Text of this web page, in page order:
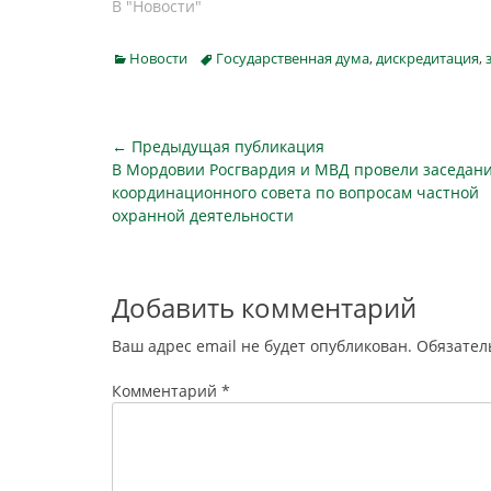
повышении призывного возраста,
русского языка, о трудовом
воспитании в школах. За время
В "Новости"
взяли в
Categories
Новости TagsГосударственная дума,дискредитация,
Навигация
по
записям
← Предыдущая публикация
Предыдущая
публикация
В Мордовии Росгвардия и МВД провели
координационного совета по вопросам частной
охранной деятельности
Добавить комментарий
Ваш адрес email не будет опубликован.
Комментарий *